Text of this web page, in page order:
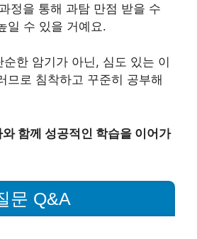
정을 통해 과탐 만점 받을 수
일 수 있을 거예요.
한 암기가 아닌, 심도 있는 이
므로 침착하고 꾸준히 공부해
함께 성공적인 학습을 이어가
문 Q&A